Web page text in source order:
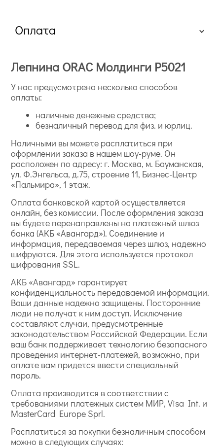
Оплата
Лепнина ORAC Молдинги P5021
У нас предусмотрено несколько способов
оплаты:
наличные денежные средства;
безналичный перевод для физ. и юрлиц.
Наличными вы можете расплатиться при
оформлении заказа в нашем шоу-руме. Он
расположен по адресу: г. Москва, м. Бауманская,
ул. Ф.Энгельса, д.75, строение 11, Бизнес-Центр
«Пальмира», 1 этаж.
Оплата банковской картой осуществляется
онлайн, без комиссии. После оформления заказа
вы будете перенаправлены на платежный шлюз
банка (АКБ «Авангард»). Соединение и
информация, передаваемая через шлюз, надежно
шифруются. Для этого используется протокол
шифрования SSL.
АКБ «Авангард» гарантирует
конфиденциальность передаваемой информации.
Ваши данные надежно защищены. Посторонние
люди не получат к ним доступ. Исключение
составляют случаи, предусмотренные
законодательством Российской Федерации. Если
ваш банк поддерживает технологию безопасного
проведения интернет-платежей, возможно, при
оплате вам придется ввести специальный
пароль.
Оплата производится в соответствии с
требованиями платежных систем МИР, Visa Int. и
MasterCard Europe Sprl.
Расплатиться за покупки безналичным способом
можно в следующих случаях: